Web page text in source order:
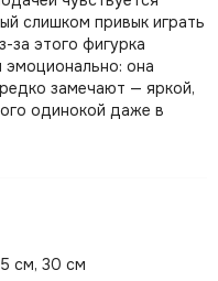
слишком привык играть
этого фигурка
эмоционально: она
замечают — яркой,
одинокой даже в
см, 30 см